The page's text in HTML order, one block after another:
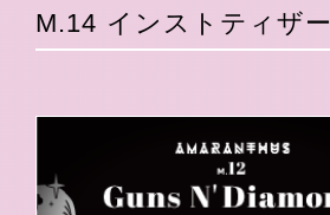
M.14 インストティザー